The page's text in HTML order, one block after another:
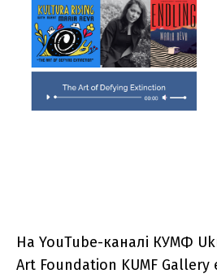
На YouTube-каналі КУМФ
Art Foundation KUMF Gallery